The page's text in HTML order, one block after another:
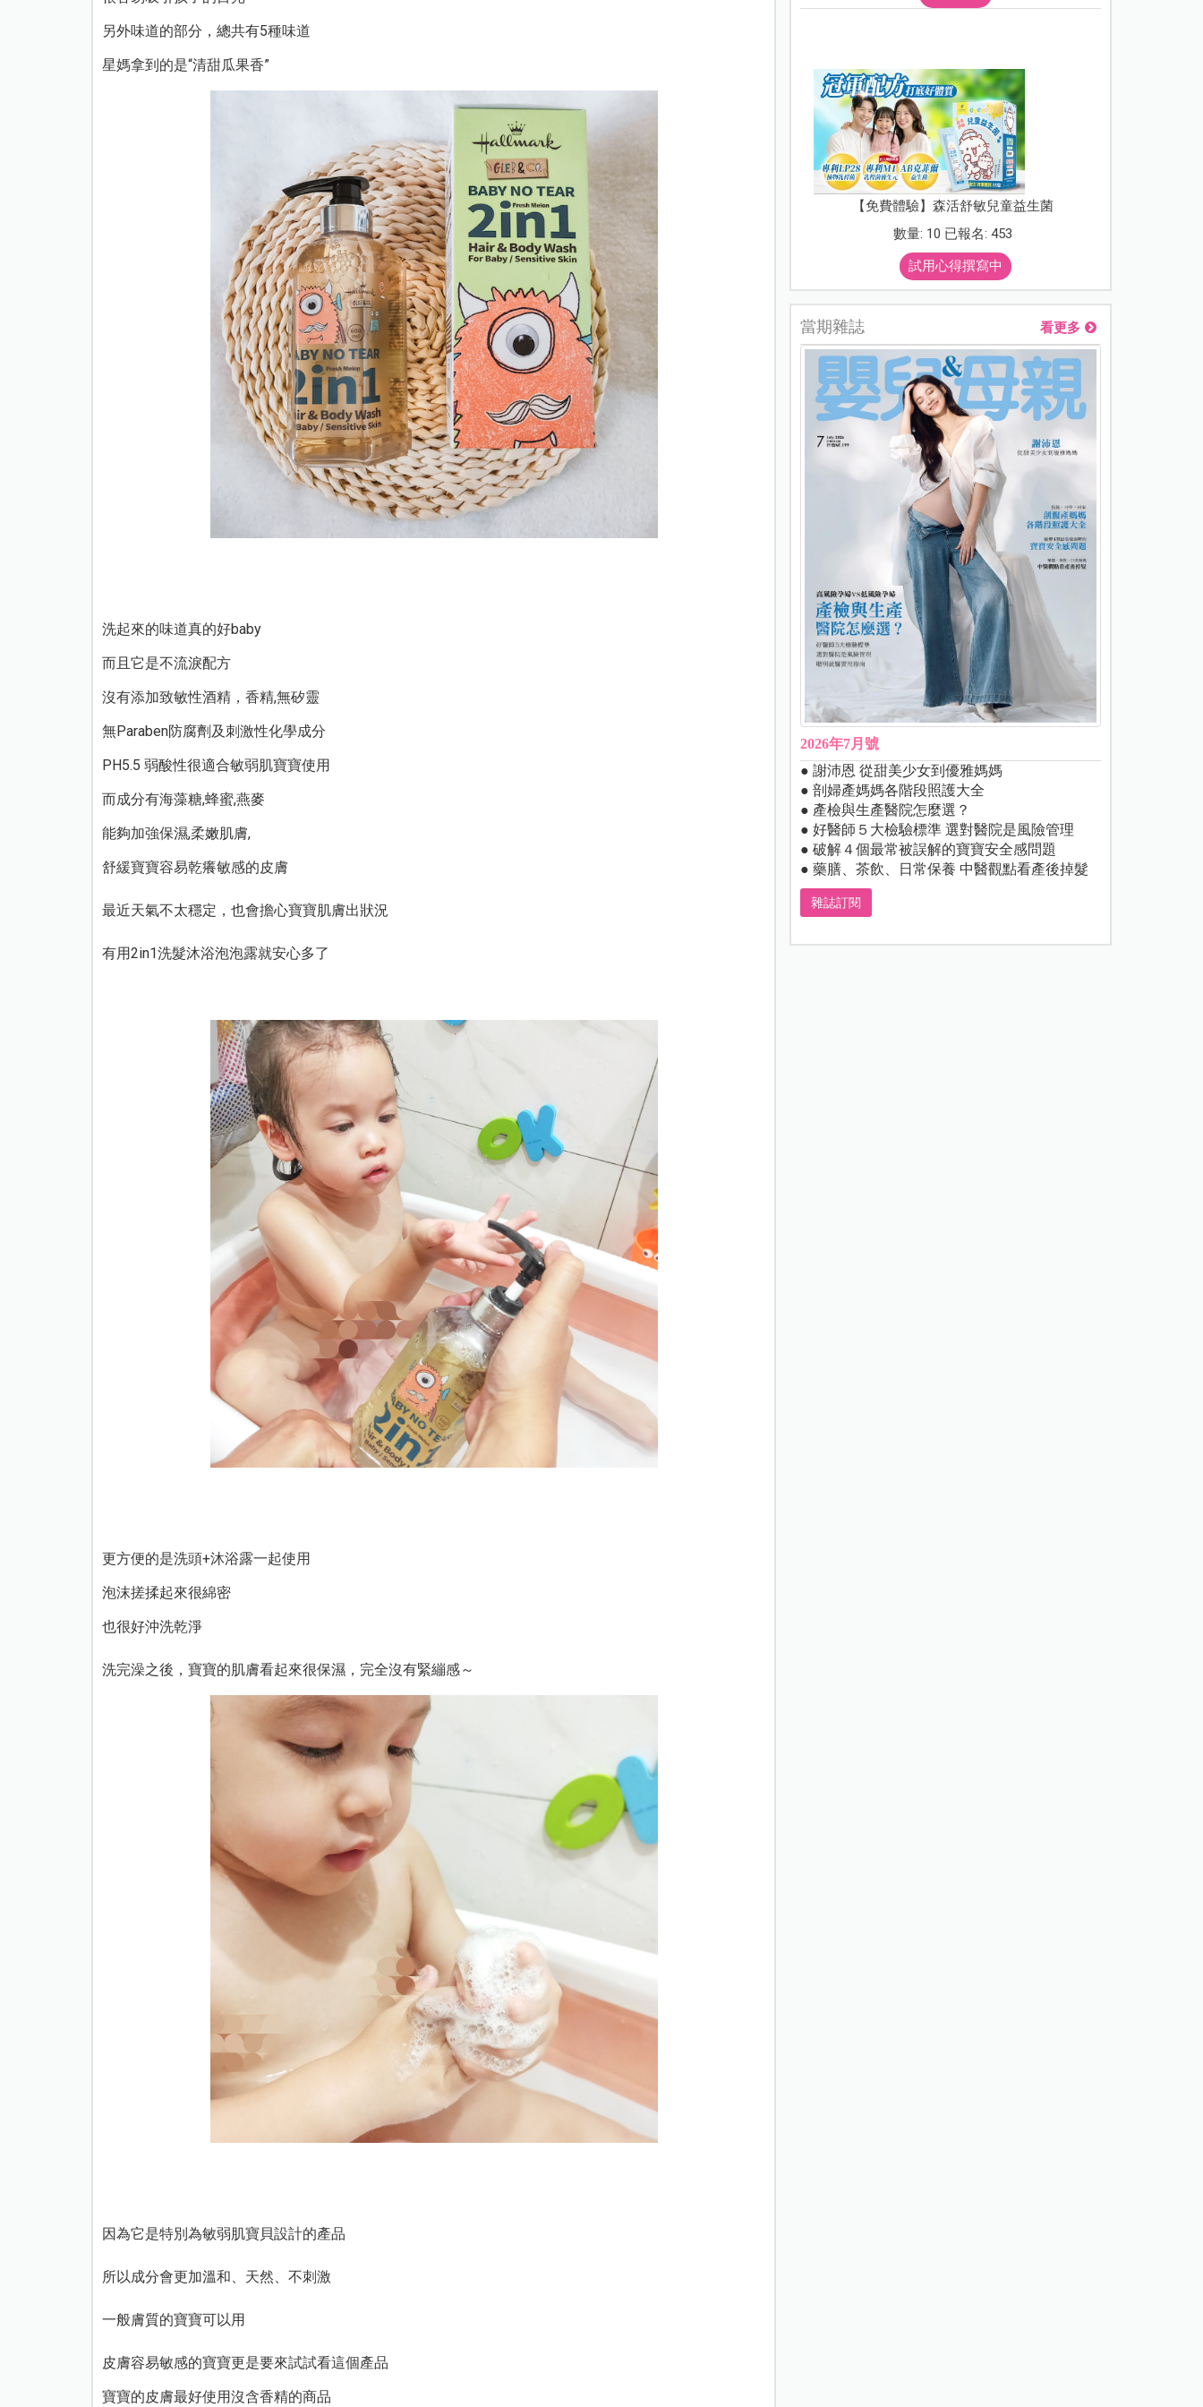
另外味道的部分，總共有5種味道
星媽拿到的是“清甜瓜果香”
洗起來的味道真的好baby
而且它是不流淚配方
沒有添加致敏性酒精，香精,無矽靈
無Paraben防腐劑及刺激性化學成分
PH5.5 弱酸性很適合敏弱肌寶寶使用
而成分有海藻糖,蜂蜜,燕麥
能夠加強保濕,柔嫩肌膚,
舒緩寶寶容易乾癢敏感的皮膚
最近天氣不太穩定，也會擔心寶寶肌膚出狀況
有用2in1洗髮沐浴泡泡露就安心多了
更方便的是洗頭+沐浴露一起使用
泡沫搓揉起來很綿密
也很好沖洗乾淨
洗完澡之後，寶寶的肌膚看起來很保濕，完全沒有緊繃感～
因為它是特別為敏弱肌寶貝設計的產品
所以成分會更加溫和、天然、不刺激
一般膚質的寶寶可以用
皮膚容易敏感的寶寶更是要來試試看這個產品
寶寶的皮膚最好使用沒含香精的商品
【免費體驗】森活舒敏兒童益生菌
數量: 10 已報名: 453
試用心得撰寫中
當期雜誌 看更多
2026年7月號
● 謝沛恩 從甜美少女到優雅媽媽
● 剖婦產媽媽各階段照護大全
● 產檢與生產醫院怎麼選？
● 好醫師５大檢驗標準 選對醫院是風險管理
● 破解４個最常被誤解的寶寶安全感問題
● 藥膳、茶飲、日常保養 中醫觀點看產後掉髮
雜誌訂閱